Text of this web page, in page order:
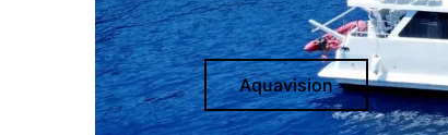
Aquavision